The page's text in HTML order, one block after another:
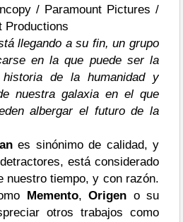
/ Paramount Pictures /
Productions
llegando a su fin, un grupo
en la que puede ser la
de la humanidad y
nuestra galaxia en el que
albergar el futuro de la
es sinónimo de calidad, y
está considerado
nuestro tiempo, y con razón.
Memento,Origen o su
otros trabajos como